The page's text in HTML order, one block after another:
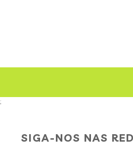
;
SIGA-NOS NAS